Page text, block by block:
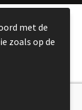
met de
zoals op de